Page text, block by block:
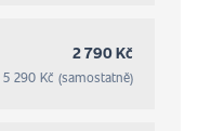
2 790 Kč
5 290 Kč (samostatně)